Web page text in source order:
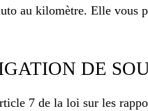
au kilomètre. Elle vous
DE
7 de la loi sur les